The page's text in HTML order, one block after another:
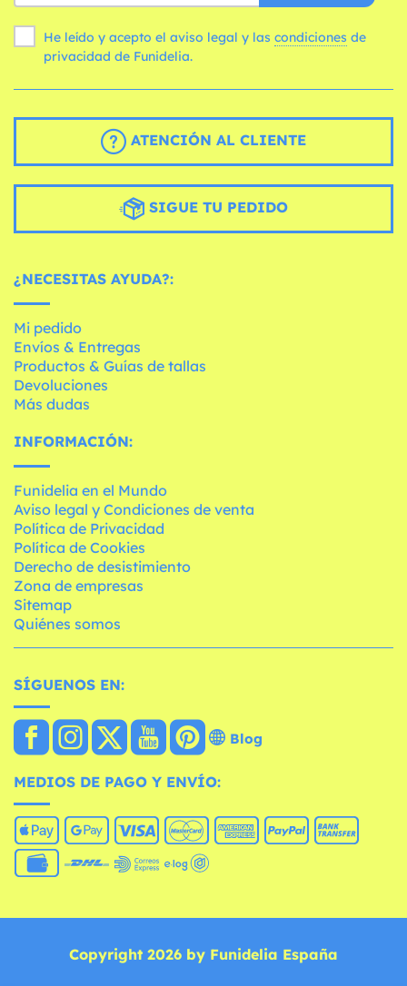
He leído y acepto el aviso legal y las condiciones
privacidad de Funidelia.
ATENCIÓN AL CLIENTE
SIGUE TU PEDIDO
¿NECESITAS AYUDA?:
Mi pedido
Envíos & Entregas
Productos & Guías de tallas
Devoluciones
Más dudas
INFORMACIÓN:
Funidelia en el Mundo
Aviso legal y Condiciones de venta
Política de Privacidad
Política de Cookies
Derecho de desistimiento
Zona de empresas
Sitemap
Quiénes somos
SÍGUENOS EN:
Blog
MEDIOS DE PAGO Y ENVÍO:
Copyright 2026 by Funidelia España